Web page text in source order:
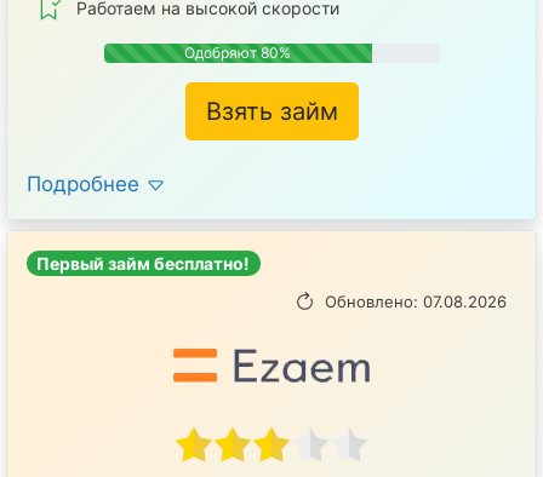
Работаем на высокой скорости
Одобряют 80%
Взять займ
Подробнее
Первый займ бесплатно!
Обновлено: 07.08.2026